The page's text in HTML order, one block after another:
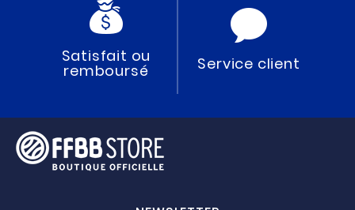
Satisfait ou
remboursé Service client